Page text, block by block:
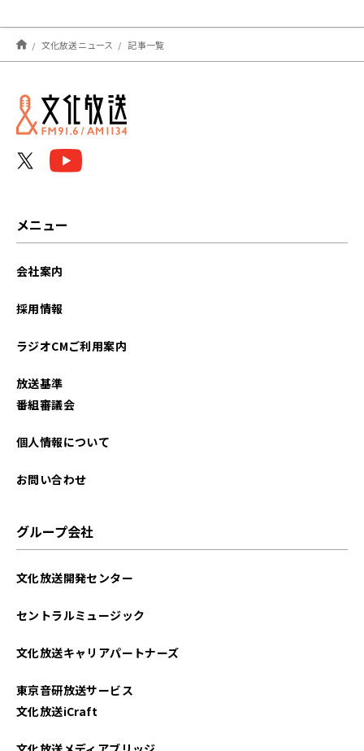
文化放送ニュース 記事一覧
メニュー
会社案内
採用情報
ラジオCMご利用案内
放送基準
番組審議会
個人情報について
お問い合わせ
グループ会社
文化放送開発センター
セントラルミュージック
文化放送キャリアパートナーズ
東京音研放送サービス
文化放送iCraft